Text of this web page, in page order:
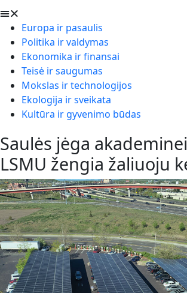
Europa ir pasaulis
Politika ir valdymas
Ekonomika ir finansai
Teisė ir saugumas
Mokslas ir technologijos
Ekologija ir sveikata
Kultūra ir gyvenimo būdas
Saulės jėga
LSMU žengia žaliuoju